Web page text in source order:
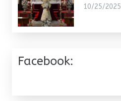
10/25/2025
Facebook: